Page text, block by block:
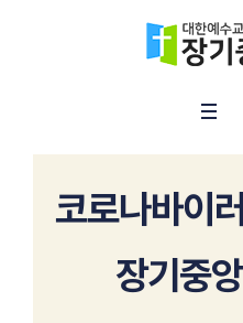
코로나바이
장기중